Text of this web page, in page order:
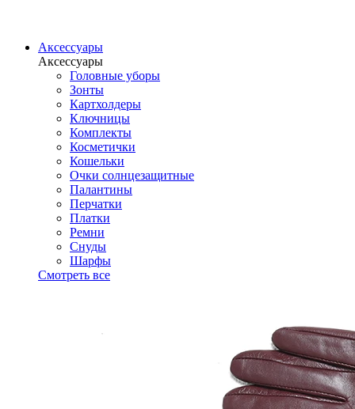
Аксессуары
Аксессуары
Головные уборы
Зонты
Картхолдеры
Ключницы
Комплекты
Косметички
Кошельки
Очки солнцезащитные
Палантины
Перчатки
Платки
Ремни
Снуды
Шарфы
Смотреть все